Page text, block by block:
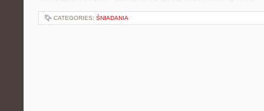
CATEGORIES: ŚNIADANIA